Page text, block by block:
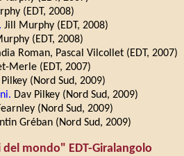
(EDT, 2008)
Jill Murphy (EDT, 2008)
(EDT, 2008)
Roman, Pascal Vilcollet (EDT, 2007)
Merle (EDT, 2007)
Pilkey (Nord Sud, 2009)
Dav Pilkey (Nord Sud, 2009)
(Nord Sud, 2009)
Gréban (Nord Sud, 2009)
mondo" EDT-Giralangolo